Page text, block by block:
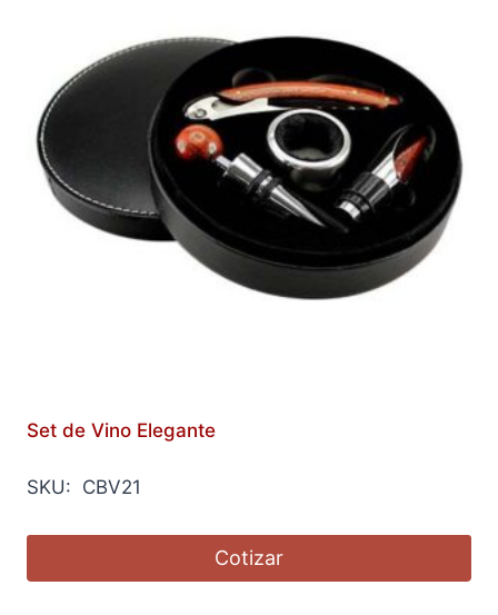
Set de Vino Elegante
SKU: CBV21
Cotizar